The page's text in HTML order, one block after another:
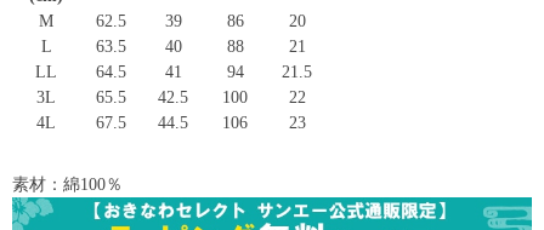
M 62.5 39 86
20
L
63.5 40 88
21
LL
64.5 41 94
21.5
3L
65.5 42.5 100
22
4L
67.5 44.5 106 23
素材：綿100％